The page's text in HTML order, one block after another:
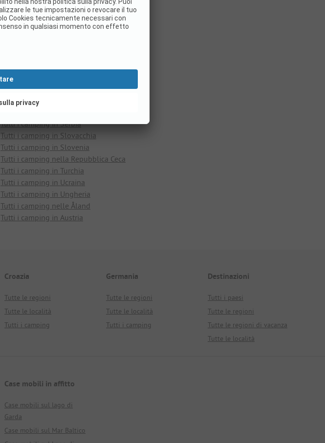
Tutti i camping nei Paesi Bassi
Tutti i camping in Macedonia
Tutti i camping nel Lussemburgo
Tutti i camping in Polonia
Tutti i camping in Portogallo
Tutti i camping in Romania
Tutti i camping in Serbia
Tutti i camping in Slovacchia
Tutti i camping in Slovenia
Tutti i camping nella Repubblica Ceca
Tutti i camping in Turchia
Tutti i camping in Ucraina
Tutti i camping in Ungheria
Tutti i camping nelle Åland
Tutti i camping in Austria
Croazia
Tutte le regioni
Tutte le località
Tutti i camping
Germania
Tutte le regioni
Tutte le località
Tutti i camping
Destinazioni
Tutti i paesi
Tutte le regioni
Tutte le regioni di vacanza
Tutte le località
Case mobili in affitto
Case mobili sul lago di
Garda
Case mobili sul Mar Baltico